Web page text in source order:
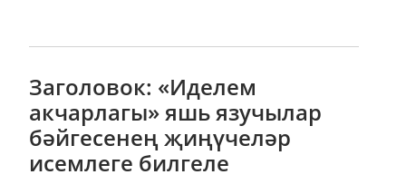
Заголовок: «Иделем
акчарлагы» яшь язучылар
бәйгесенең җиңүчеләр
исемлеге билгеле